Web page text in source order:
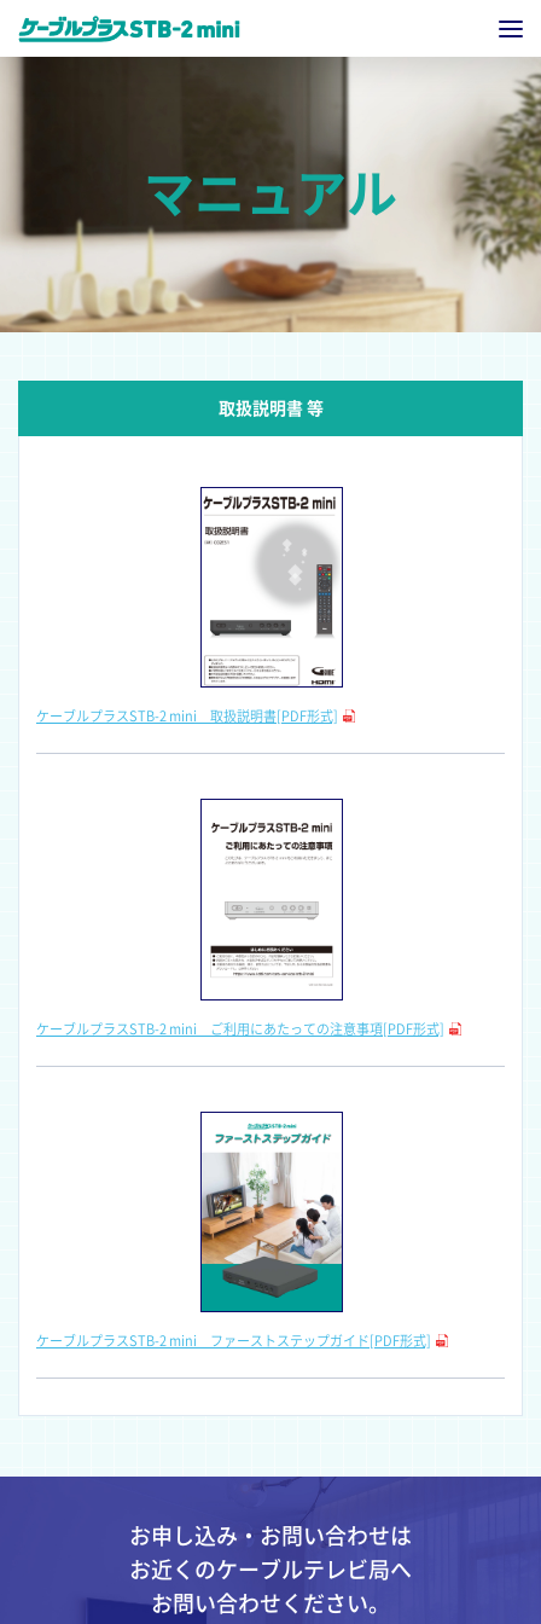
マニュアル
取扱説明書 等
ケーブルプラスSTB-2 mini 取扱説明書[PDF形式]
ケーブルプラスSTB-2 mini ご利用にあたっての注意事項[PDF形式]
ケーブルプラスSTB-2 mini ファーストステップガイド[PDF形式]
お申し込み・お問い合わせは
お近くのケーブルテレビ局へ
お問い合わせください。